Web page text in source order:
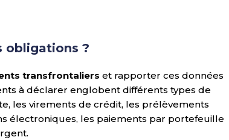
obligations ?
transfrontaliers et rapporter ces données
à déclarer englobent différents types de
les virements de crédit, les prélèvements
électroniques, les paiements par portefeuille